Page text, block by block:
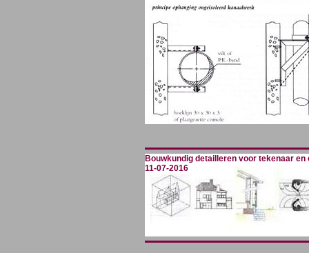
Bouwkundig detailleren voor tekenaar en
11-07-2016